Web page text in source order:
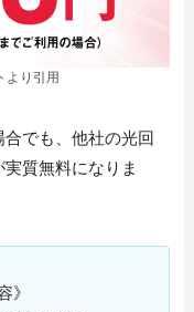
より引用
でも、他社の光回
質無料になりま
》